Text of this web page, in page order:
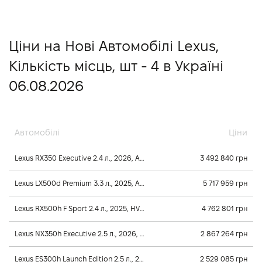
Ціни на Нові Автомобілі Lexus,
Кiлькiсть мiсць, шт - 4 в Україні
06.08.2026
Автомобілі Ціни
Lexus RX350 Executive 2.4 л., 2026, Автомат 3 492 840 грн
Lexus LX500d Premium 3.3 л., 2025, Автомат 5 717 959 грн
Lexus RX500h F Sport 2.4 л., 2025, HV-Гібридна 4 762 801 грн
Lexus NX350h Executive 2.5 л., 2026, HV-Гібридна 2 867 264 грн
Lexus ES300h Launch Edition 2.5 л., 2025, HV-Гібридна 2 529 085 грн